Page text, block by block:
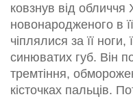
ковзнув від обличчя
новонародженого в
чіплялися за її ноги,
синюватих губ. Він
тремтіння,
кісточках пальців.